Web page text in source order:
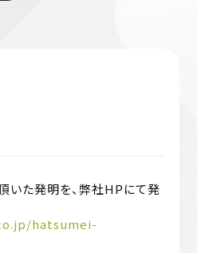
いた発明を、弊社HPにて発
hatsumei-